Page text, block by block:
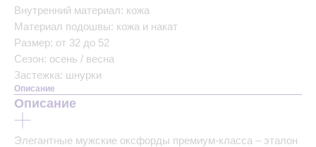
Внутренний материал: кожа
Материал подошвы: кожа и накат
Размер: от 32 до 52
Сезон: осень / весна
Застежка: шнурки
Описание
Описание
Элегантные мужские оксфорды премиум-класса – эталон